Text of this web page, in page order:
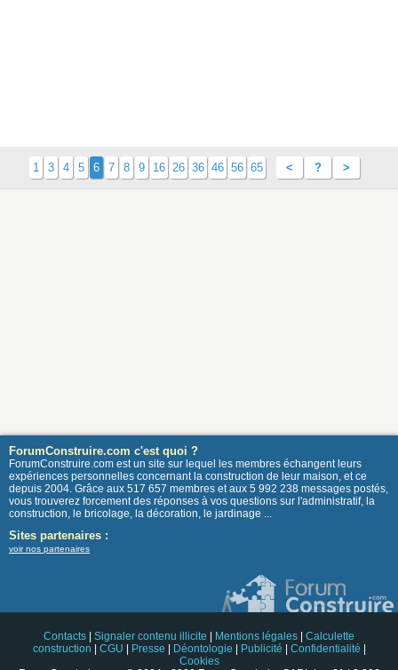
1 3 4 5 6 7 8 9 16 26 36 46 56 65 < ? >
ForumConstruire.com c'est quoi ?
ForumConstruire.com est un site sur lequel les membres échangent leurs
expériences personnelles concernant la construction de leur maison, et ce
depuis 2004. Grâce aux 517 657 membres et aux 5 992 238 messages postés,
vous trouverez forcement des réponses à vos questions sur l'administratif, la
construction, le bricolage, la décoration, le jardinage ...
Sites partenaires :
voir nos partenaires
Contacts Signaler contenu illicite Mentions légales
Calculette
construction
CGU Presse Déontologie Publicité Confidentialité
Cookies